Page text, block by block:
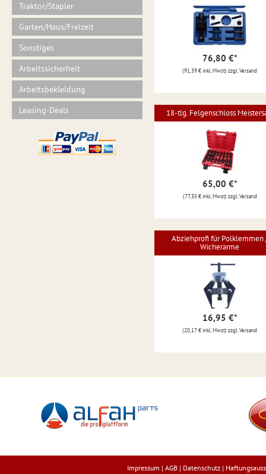
Traktor/Stapler
Garten/Haus/Freizeit
Sonstiges
Arbeitssicherheit
Arbeitsbekleidung
Leasing-Deals
76,80 €*
(91,39 € inkl. Mwst) zzgl. Versand
18-tlg. Felgenschloss
65,00 €*
(77,35 € inkl. Mwst) zzgl. Versand
Abziehprofi für Polklemmen
Wicherarme
16,95 €*
(20,17 € inkl. Mwst) zzgl. Versand
Impressum | AGB | Datenschutz |